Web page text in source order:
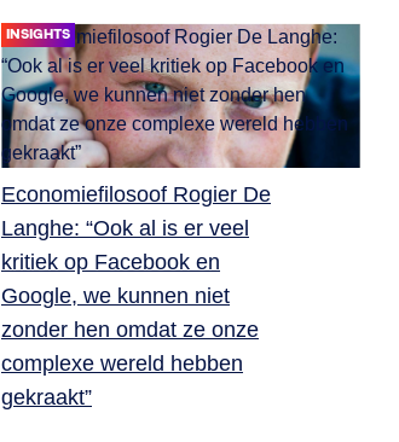
INSIGHTS
Economiefilosoof Rogier De
Langhe: “Ook al is er veel
kritiek op Facebook en
Google, we kunnen niet
zonder hen omdat ze onze
complexe wereld hebben
gekraakt”